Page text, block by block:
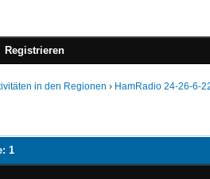
Registrieren
in den Regionen › HamRadio 24-26-6-
1